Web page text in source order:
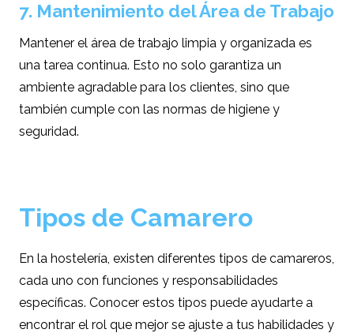
7. Mantenimiento del Área de Trabajo
Mantener el área de trabajo limpia y organizada es
una tarea continua. Esto no solo garantiza un
ambiente agradable para los clientes, sino que
también cumple con las normas de higiene y
seguridad.
Tipos de Camarero
En la hostelería, existen diferentes tipos de camareros,
cada uno con funciones y responsabilidades
específicas. Conocer estos tipos puede ayudarte a
encontrar el rol que mejor se ajuste a tus habilidades y